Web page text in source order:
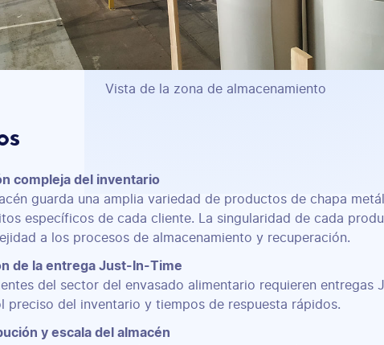
Vista de la zona de almacenamiento
compleja del inventario
guarda una amplia variedad de productos de chapa
específicos de cada cliente. La singularidad de cada
a los procesos de almacenamiento y recuperación.
de la entrega Just-In-Time
del sector del envasado alimentario requieren entregas
preciso del inventario y tiempos de respuesta rápidos.
y escala del almacén